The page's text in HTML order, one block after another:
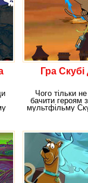
Гра Скубі
Чого тільки
бачити героям
мультфільму